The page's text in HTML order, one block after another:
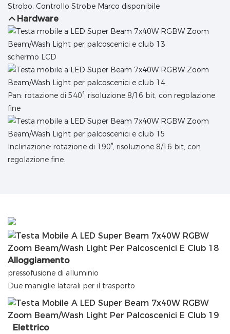
Strobo: Controllo Strobe Marco disponibile
Hardware
schermo LCD
Pan: rotazione di 540°, risoluzione 8/16 bit, con regolazione
fine
Inclinazione: rotazione di 190°, risoluzione 8/16 bit, con
regolazione fine.
Alloggiamento
pressofusione di alluminio
Due maniglie laterali per il trasporto
Elettrico